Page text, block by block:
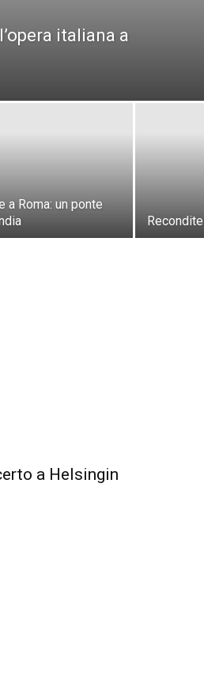
italiana a
a Roma: un ponte
a Helsingin